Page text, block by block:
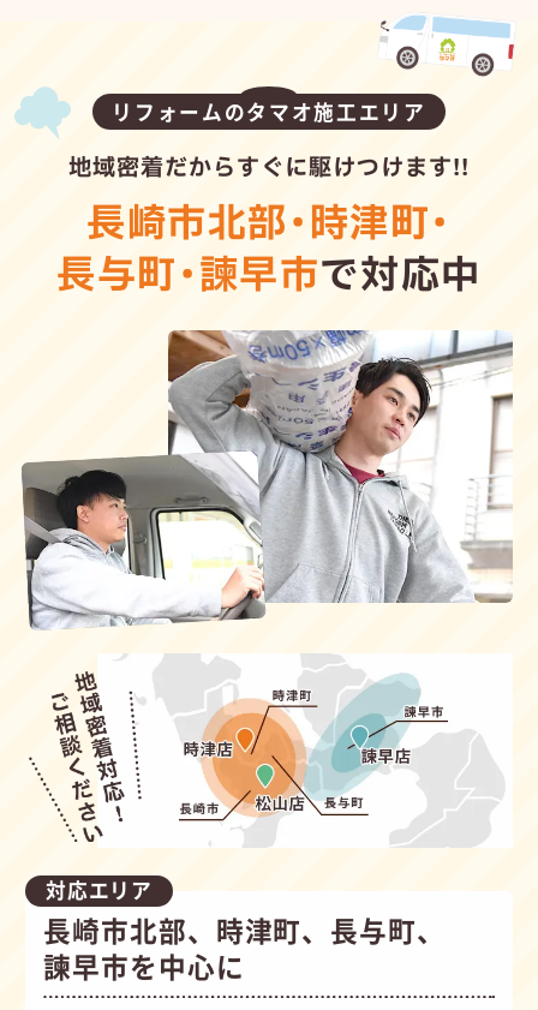
リフォームのタマオ施工エリア
地域密着だからすぐに駆けつけます!!
長崎市北部・時津町・
長与町・諫早市で対応中
対応エリア
長崎市北部、時津町、長与町、
諫早市を中心に